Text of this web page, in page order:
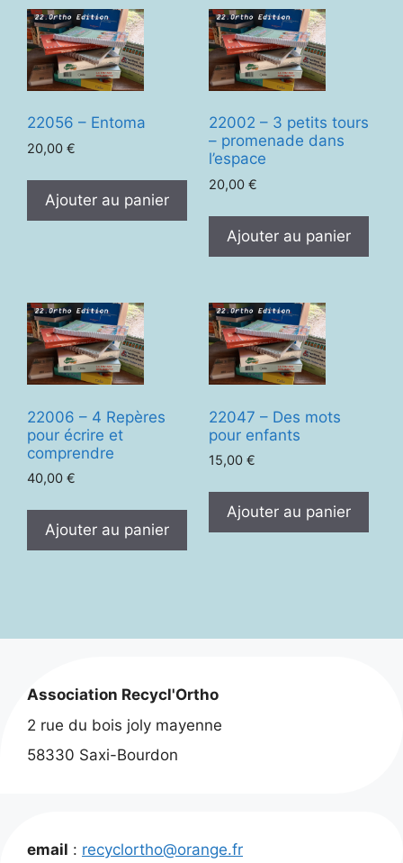
22056 – Entoma
20,00 €
Ajouter au panier
22002 – 3 petits tours
– promenade dans
l’espace
20,00 €
Ajouter au panier
22006 – 4 Repères
pour écrire et
comprendre
40,00 €
Ajouter au panier
22047 – Des mots
pour enfants
15,00 €
Ajouter au panier
Association Recycl'Ortho
2 rue du bois joly mayenne
58330 Saxi-Bourdon
email : recyclortho@orange.fr